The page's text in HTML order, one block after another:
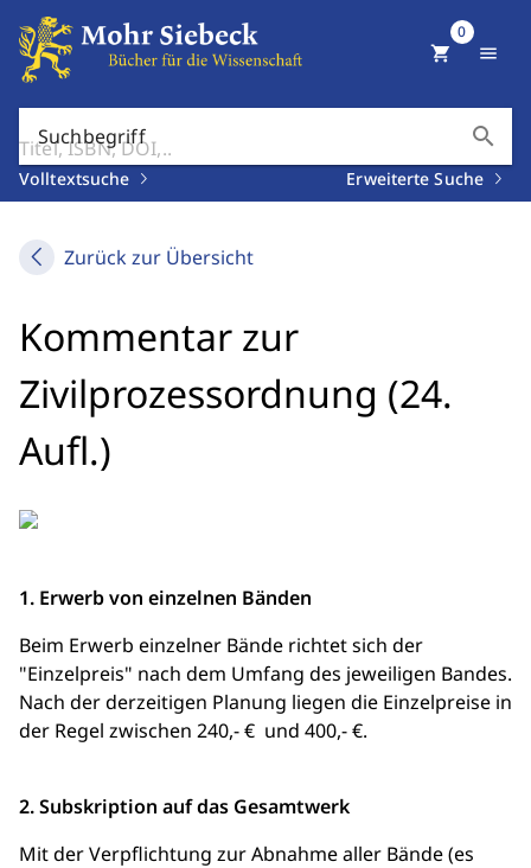
Suchbegriff search
Volltextsuche Erweiterte Suche
shopping_cart
0
menu
Zurück zur Übersicht
Kommentar zur
Zivilprozessordnung (24.
Aufl.)
1. Erwerb von einzelnen Bänden
Beim Erwerb einzelner Bände richtet sich der
"Einzelpreis" nach dem Umfang des jeweiligen Bandes.
Nach der derzeitigen Planung liegen die Einzelpreise in
der Regel zwischen 240,- € und 400,- €.
2. Subskription auf das Gesamtwerk
Mit der Verpflichtung zur Abnahme aller Bände (es